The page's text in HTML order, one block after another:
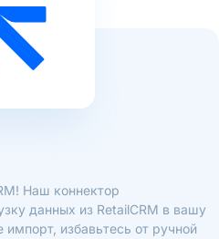
Наш коннектор
данных из RetailCRM в вашу
импорт, избавьтесь от ручной